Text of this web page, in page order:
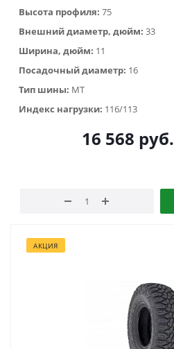
Высота профиля: 75
Внешний диаметр, дюйм: 33
Ширина, дюйм: 11
Посадочный диаметр: 16
Тип шины: MT
Индекс нагрузки: 116/113
16 568 руб.
АКЦИЯ